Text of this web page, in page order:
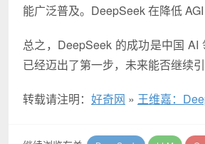
能广泛普及。DeepSeek 在降低
总之，DeepSeek 的成功是中国
已经迈出了第一步，未来能否继续
转载请注明： 好奇网 » 王维嘉：